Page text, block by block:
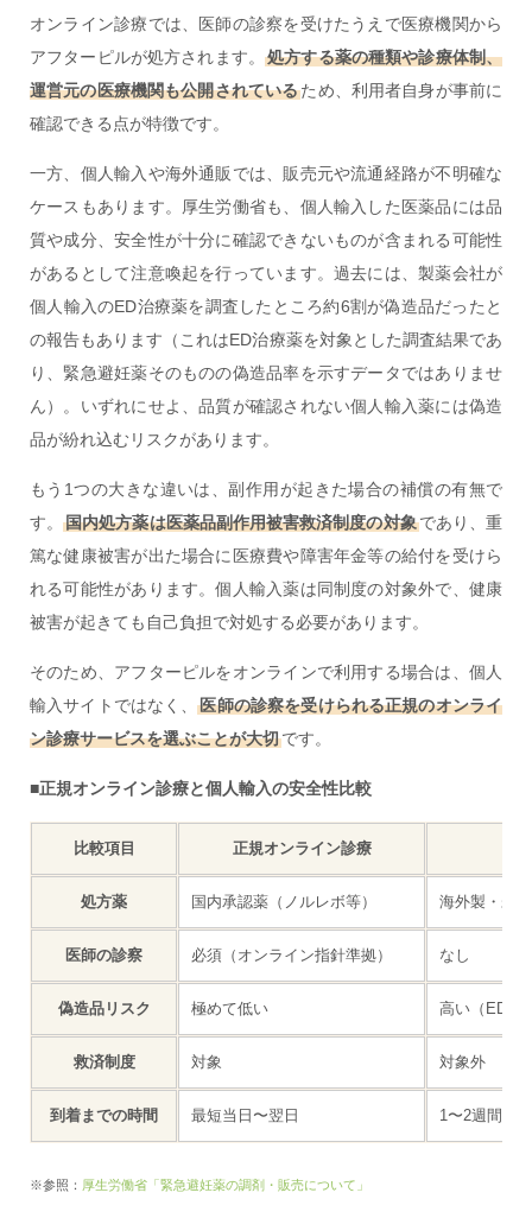
オンライン診療では、医師の診察を受けたうえで医療機関から
アフターピルが処方されます。処方する薬の種類や診療体制、
運営元の医療機関も公開されているため、利用者自身が事前に
確認できる点が特徴です。
一方、個人輸入や海外通販では、販売元や流通経路が不明確な
ケースもあります。厚生労働省も、個人輸入した医薬品には品
質や成分、安全性が十分に確認できないものが含まれる可能性
があるとして注意喚起を行っています。過去には、製薬会社が
個人輸入のED治療薬を調査したところ約6割が偽造品だったと
の報告もあります（これはED治療薬を対象とした調査結果であ
り、緊急避妊薬そのものの偽造品率を示すデータではありませ
ん）。いずれにせよ、品質が確認されない個人輸入薬には偽造
品が紛れ込むリスクがあります。
もう1つの大きな違いは、副作用が起きた場合の補償の有無で
す。国内処方薬は医薬品副作用被害救済制度の対象であり、重
篤な健康被害が出た場合に医療費や障害年金等の給付を受けら
れる可能性があります。個人輸入薬は同制度の対象外で、健康
被害が起きても自己負担で対処する必要があります。
そのため、アフターピルをオンラインで利用する場合は、個人
輸入サイトではなく、医師の診察を受けられる正規のオンライ
ン診療サービスを選ぶことが大切です。
■正規オンライン診療と個人輸入の安全性比較
比較項目 正規オンライン診療
処方薬 国内承認薬（ノルレボ等） 海外製・未
医師の診察 必須（オンライン指針準拠） なし
偽造品リスク 極めて低い 高い（ED治
救済制度 対象 対象外
到着までの時間 最短当日〜翌日 1〜2週間（
※参照： 厚生労働省「緊急避妊薬の調剤・販売について」